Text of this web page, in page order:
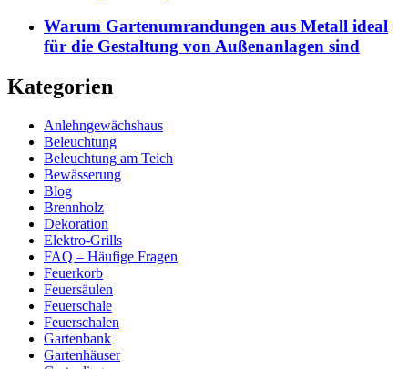
Warum Gartenumrandungen aus Metall ideal
für die Gestaltung von Außenanlagen sind
Kategorien
Anlehngewächshaus
Beleuchtung
Beleuchtung am Teich
Bewässerung
Blog
Brennholz
Dekoration
Elektro-Grills
FAQ – Häufige Fragen
Feuerkorb
Feuersäulen
Feuerschale
Feuerschalen
Gartenbank
Gartenhäuser